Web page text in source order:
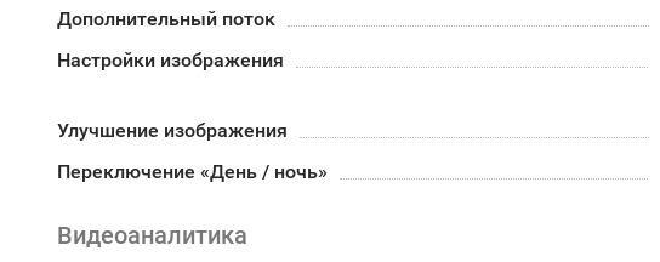
Дополнительный поток
Настройки изображения
Улучшение изображения
Переключение «День / ночь»
Видеоаналитика